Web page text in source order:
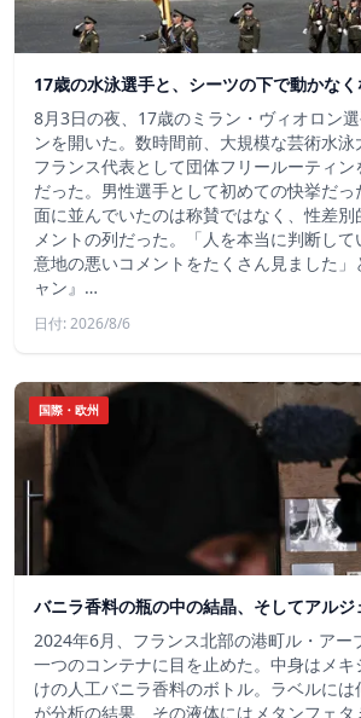
17歳の水泳選手と、シーツの下で動かな
8月3日の夜、17歳のミラン・ヴィオロン
ンを開いた。数時間前、大規模な芸術水
フランス代表として団体フリールーティン
だった。男性選手として初めての快挙だ
面に並んでいたのは称賛ではなく、性差別
メントの列だった。「人を本当に判断して
意地の悪いコメントをたくさん見ました
ャン』…
日付: 2026/8/6
国際・欧州
バニラ香料の瓶の中の結晶、そしてアルジ
2024年6月、フランス北部の港町ル・アー
一つのコンテナに目を止めた。中身はメキ
けの人工バニラ香料のボトル。ラベルに
が分析の結果、その液体にはメタンフェ